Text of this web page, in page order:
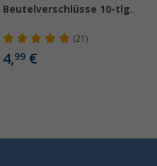
Beutelverschlüsse 10-tlg.
(21)
4,99€